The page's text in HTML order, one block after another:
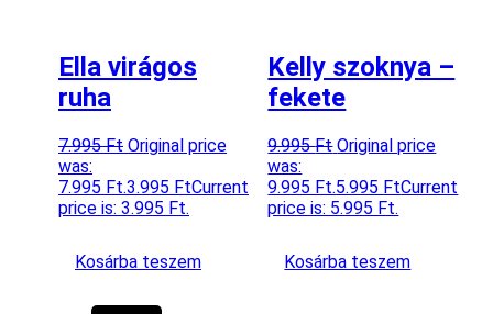
Ella virágos
ruha
7.995Ft Original price
was:
7.995 Ft.3.995 FtCurrent
price is: 3.995 Ft.
Kosárba teszem
Kelly szoknya –
fekete
9.995Ft Original price
was:
9.995 Ft.5.995 FtCurrent
price is: 5.995 Ft.
Kosárba teszem